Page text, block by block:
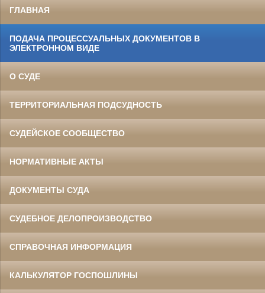
ГЛАВНАЯ
ПОДАЧА ПРОЦЕССУАЛЬНЫХ ДОКУМЕНТОВ В
ЭЛЕКТРОННОМ ВИДЕ
О СУДЕ
ТЕРРИТОРИАЛЬНАЯ ПОДСУДНОСТЬ
СУДЕЙСКОЕ СООБЩЕСТВО
НОРМАТИВНЫЕ АКТЫ
ДОКУМЕНТЫ СУДА
СУДЕБНОЕ ДЕЛОПРОИЗВОДСТВО
СПРАВОЧНАЯ ИНФОРМАЦИЯ
КАЛЬКУЛЯТОР ГОСПОШЛИНЫ